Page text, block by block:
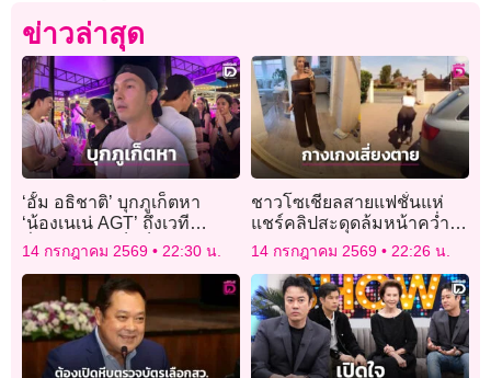
ข่าวล่าสุด
‘อั้ม อธิชาติ’ บุกภูเก็ตหา
‘น้องเนเน่ AGT’ ถึงเวที
ชื่นชมความเป็นร็อคสตาร์
สายเลือดไทย!
14 กรกฎาคม 2569 22:30 น.
ชาวโซเชียลสายแฟชั่นแห่
แชร์คลิปสะดุดล้มหน้าคว่ำ
เพราะสวม “กางเกงมรณะ”
จากแบรนด์ดัง
14 กรกฎาคม 2569 22:26 น.